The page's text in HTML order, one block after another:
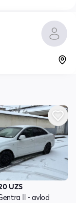
UZS
II - avlod